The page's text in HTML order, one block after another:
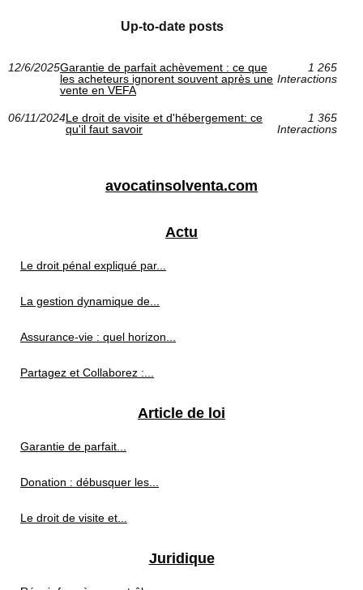
Up-to-date posts
12/6/2025Garantie de parfait achèvement : ce que
les acheteurs ignorent souvent après une
vente en VEFA
1 265
Interactions
06/11/2024Le droit de visite et d'hébergement: ce
qu'il faut savoir
1 365
Interactions
avocatinsolventa.com
Actu
Le droit pénal expliqué par...
La gestion dynamique de...
Assurance-vie : quel horizon...
Partagez et Collaborez :...
Article de loi
Garantie de parfait...
Donation : débusquer les...
Le droit de visite et...
Juridique